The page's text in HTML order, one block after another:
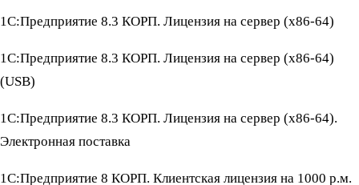
1С:Предприятие 8.3 КОРП. Лицензия на сервер (x86-64)
1С:Предприятие 8.3 КОРП. Лицензия на сервер (x86-64)
(USB)
1С:Предприятие 8.3 КОРП. Лицензия на сервер (x86-64).
Электронная поставка
1С:Предприятие 8 КОРП. Клиентская лицензия на 1000 р.м.